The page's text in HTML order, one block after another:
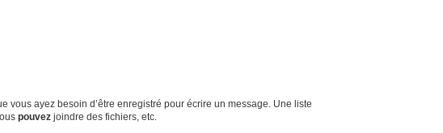
vous ayez besoin d’être enregistré pour écrire un message. Une liste
pouvez joindre des fichiers, etc.